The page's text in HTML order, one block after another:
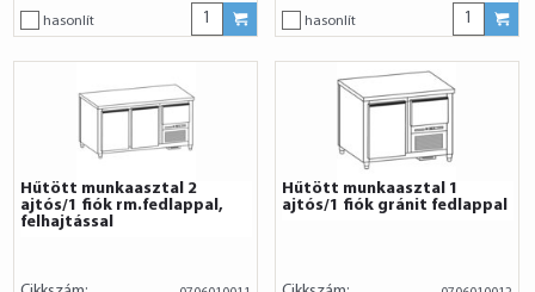
hasonlít hasonlít
Hűtött munkaasztal 2
ajtós/1 fiók rm.fedlappal,
felhajtással
Hűtött munkaasztal 1
ajtós/1 fiók gránit fedlappal